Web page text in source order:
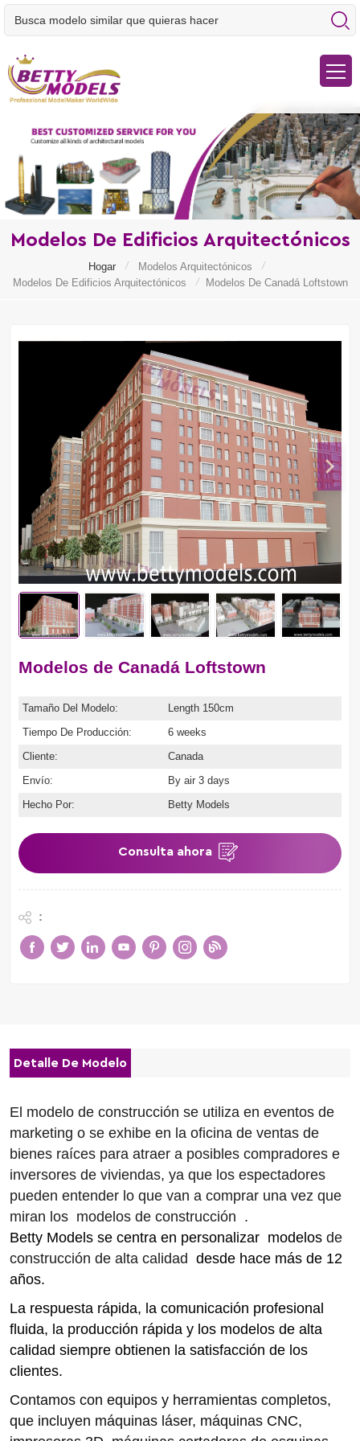
Modelos De Edificios Arquitectónicos
Hogar / Modelos Arquitectónicos
/
Modelos De Edificios Arquitectónicos
/ Modelos De Canadá Loftstown
Modelos de Canadá Loftstown
Tamaño Del Modelo:
Length 150cm
Tiempo De Producción:
6 weeks
Cliente:
Canada
Envío:
By air 3 days
Hecho Por:
Betty Models
Consulta ahora
:
Detalle De Modelo
El modelo de construcción se utiliza en eventos de
marketing o se exhibe en la oficina de ventas de
bienes raíces para atraer a posibles compradores e
inversores de viviendas, ya que los espectadores
pueden entender lo que van a comprar una vez que
miran los modelos de construcción .
Betty Models se centra en personalizar modelos de
construcción de alta calidad desde hace más de 12
años.
La respuesta rápida, la comunicación profesional
fluida, la producción rápida y los modelos de alta
calidad siempre obtienen la satisfacción de los
clientes.
Contamos con equipos y herramientas completos,
que incluyen máquinas láser, máquinas CNC,